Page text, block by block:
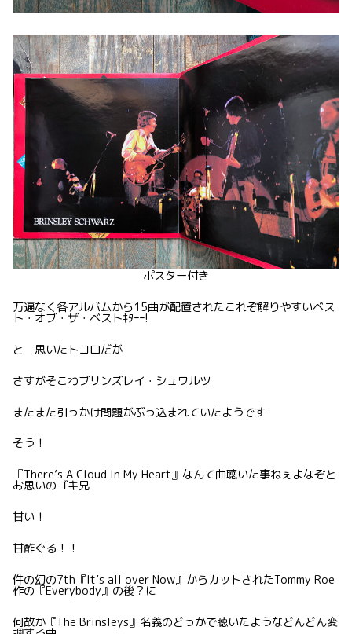
ポスター付き
万遍なく各アルバムから15曲が配置されたこれぞ解りやすいベス
ト・オブ・ザ・ベストｷﾀｰｰ!
と 思いたトコロだが
さすがそこわブリンズレイ・シュワルツ
またまた引っかけ問題がぶっ込まれていたようです
そう！
『There’s A Cloud In My Heart』なんて曲聴いた事ねぇよなぞと
お思いのゴキ兄
甘い！
甘酢ぐる！！
件の幻の7th『It’s all over Now』からカットされたTommy Roe
作の『Everybody』の後？に
何故か『The Brinsleys』名義のどっかで聴いたようなどんどん変